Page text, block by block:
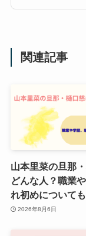
関連記事
山本里菜の旦那
どんな人？職業
れ初めについても
2026年8月6日